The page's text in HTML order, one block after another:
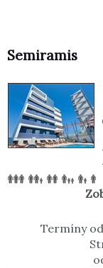
Semiramis
Termíny